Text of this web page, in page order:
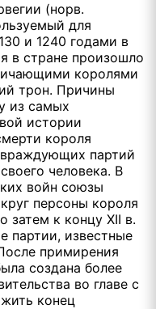
(норв.
для
и 1240 годами в
в стране произошло
королями
трон. Причины
из самых
истории
короля
партий
человека. В
войн союзы
персоны короля
затем к концу XII в.
партии, известные
примирения
создана более
во главе с
конец